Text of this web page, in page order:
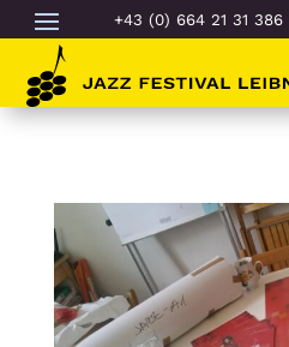
+43 (0) 664 21 31 386